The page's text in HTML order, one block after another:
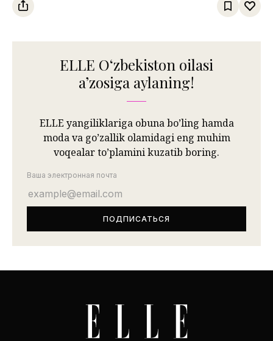
ELLE Oʻzbekiston oilasi
aʼzosiga aylaning!
ELLE yangiliklariga obuna bo’ling hamda
moda va go’zallik olamidagi eng muhim
voqealar to’plamini kuzatib boring.
Ваша электронная почта